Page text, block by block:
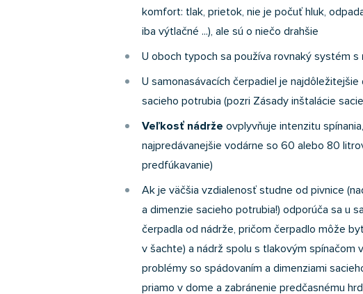
komfort: tlak, prietok, nie je počuť hluk,
iba výtlačné ...), ale sú o niečo drahšie
U oboch typoch sa používa rovnaký systém s
U samonasávacích čerpadiel je
sacieho potrubia (pozri Zásady inštalácie
Veľkosť nádrže ovplyvňuje intenzitu
najpredávanejšie vodárne so 60 alebo 80
predfúkavanie)
Ak je väčšia vzdialenosť studne od pivnice
a dimenzie sacieho potrubia!) odporúča sa u
čerpadla od nádrže, pričom čerpadlo môže
v šachte) a nádrž spolu s tlakovým spínačom
problémy so spádovaním a dimenziami
priamo v dome a zabránenie predčasnému